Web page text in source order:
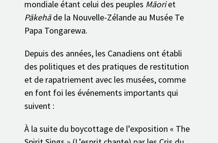
mondiale étant celui des peuples Māoriet
Pākehāde la Nouvelle-Zélande au Musée Te
Papa Tongarewa.
Depuis des années, les Canadiens ont établi
des politiques et des pratiques de restitution
et de rapatriement avec les musées, comme
en font foi les événements importants qui
suivent :
À la suite du boycottage de l’exposition « The